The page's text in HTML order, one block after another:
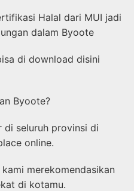
Halal dari MUI jadi
dalam Byoote
di download disini
Byoote?
di seluruh provinsi di
online.
merekomendasikan
di kotamu.